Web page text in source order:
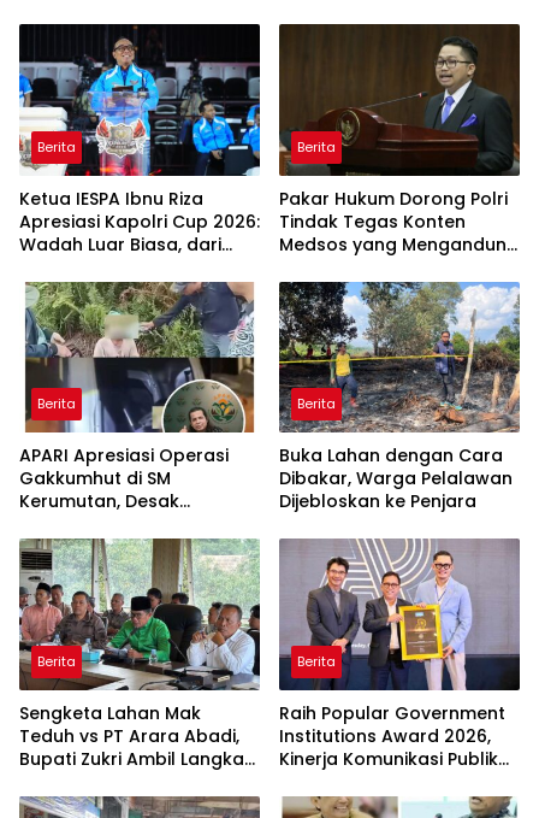
Polres Sejak Juli
Rekrutmen Polri
Berita
Ketua IESPA Ibnu Riza
Apresiasi Kapolri Cup 2026:
Wadah Luar Biasa, dari
Nasional
Berita
Pakar Hukum Dorong Polri
Tindak Tegas Konten
Medsos yang Mengandung
Berita
APARI Apresiasi Operasi
Gakkumhut di SM
Kerumutan, Desak
Jaringan Pembalak Liar
Berita
Buka Lahan dengan Cara
Dibakar, Warga Pelalawan
Dijebloskan ke Penjara
Berita
Sengketa Lahan Mak
Teduh vs PT Arara Abadi,
Bupati Zukri Ambil Langkah
Berita
Raih Popular Government
Institutions Award 2026,
Kinerja Komunikasi Publik
Kembali Diakui